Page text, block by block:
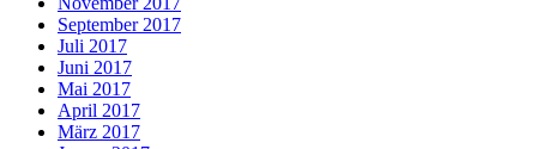
September 2017
Juli 2017
Juni 2017
Mai 2017
April 2017
März 2017